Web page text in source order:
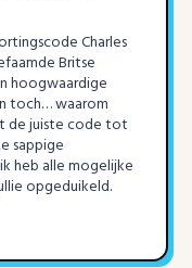
Charles
Britse
hoogwaardige
toch… waarom
de juiste code tot
sappige
heb alle mogelijke
opgeduikeld.